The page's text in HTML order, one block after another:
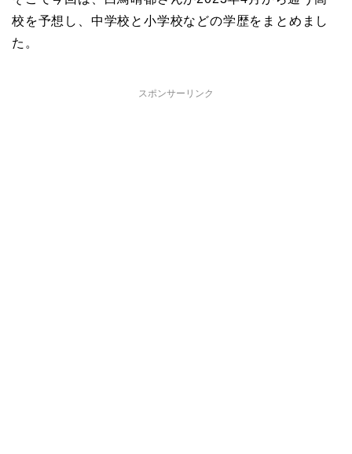
校を予想し、中学校と小学校などの学歴をまとめまし
た。
スポンサーリンク